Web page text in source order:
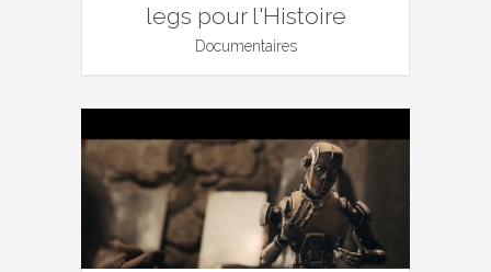
legs pour l'Histoire
Documentaires